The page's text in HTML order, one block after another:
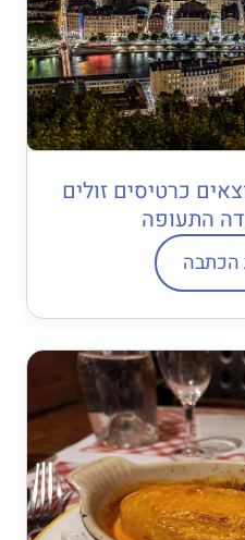
כרטיסים זולים
התעופה
הכתבה